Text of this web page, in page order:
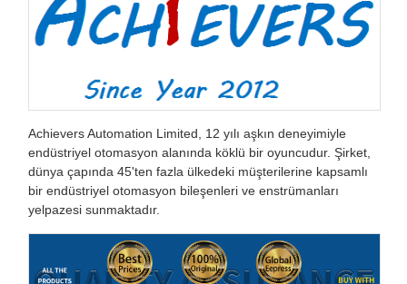
Achievers Automation Limited, 12 yılı aşkın deneyimiyle
endüstriyel otomasyon alanında köklü bir oyuncudur. Şirket,
dünya çapında 45'ten fazla ülkedeki müşterilerine kapsamlı
bir endüstriyel otomasyon bileşenleri ve enstrümanları
yelpazesi sunmaktadır.